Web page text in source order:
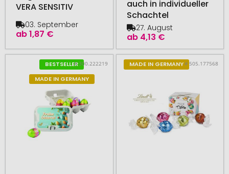
VERA SENSITIV
ab1,87 €
03. September
auch in individueller
Schachtel
ab 4,13 €
27. August
BESTSELLER
MADE IN GERMANY
# 300.222219 MADE IN GERMANY# 505.177568